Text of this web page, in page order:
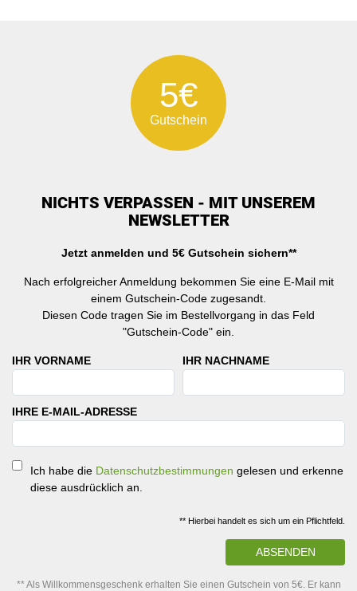
5€
Gutschein
NICHTS VERPASSEN - MIT UNSEREM
NEWSLETTER
Jetzt anmelden und 5€ Gutschein sichern**
Nach erfolgreicher Anmeldung bekommen Sie eine E-Mail mit
einem Gutschein-Code zugesandt.
Diesen Code tragen Sie im Bestellvorgang in das Feld
"Gutschein-Code" ein.
IHR VORNAME IHR NACHNAME
IHRE E-MAIL-ADRESSE
Ich habe die Datenschutzbestimmungen gelesen und erkenne
diese ausdrücklich an.
** Hierbei handelt es sich um ein Pflichtfeld.
ABSENDEN
** Als Willkommensgeschenk erhalten Sie einen Gutschein von 5€. Er kann